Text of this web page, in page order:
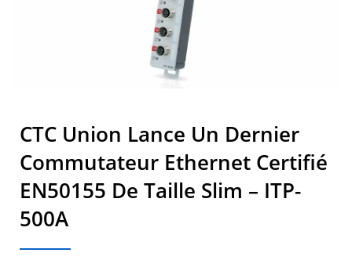
CTC Union Lance Un Dernier
Commutateur Ethernet Certifié
EN50155 De Taille Slim – ITP-
500A